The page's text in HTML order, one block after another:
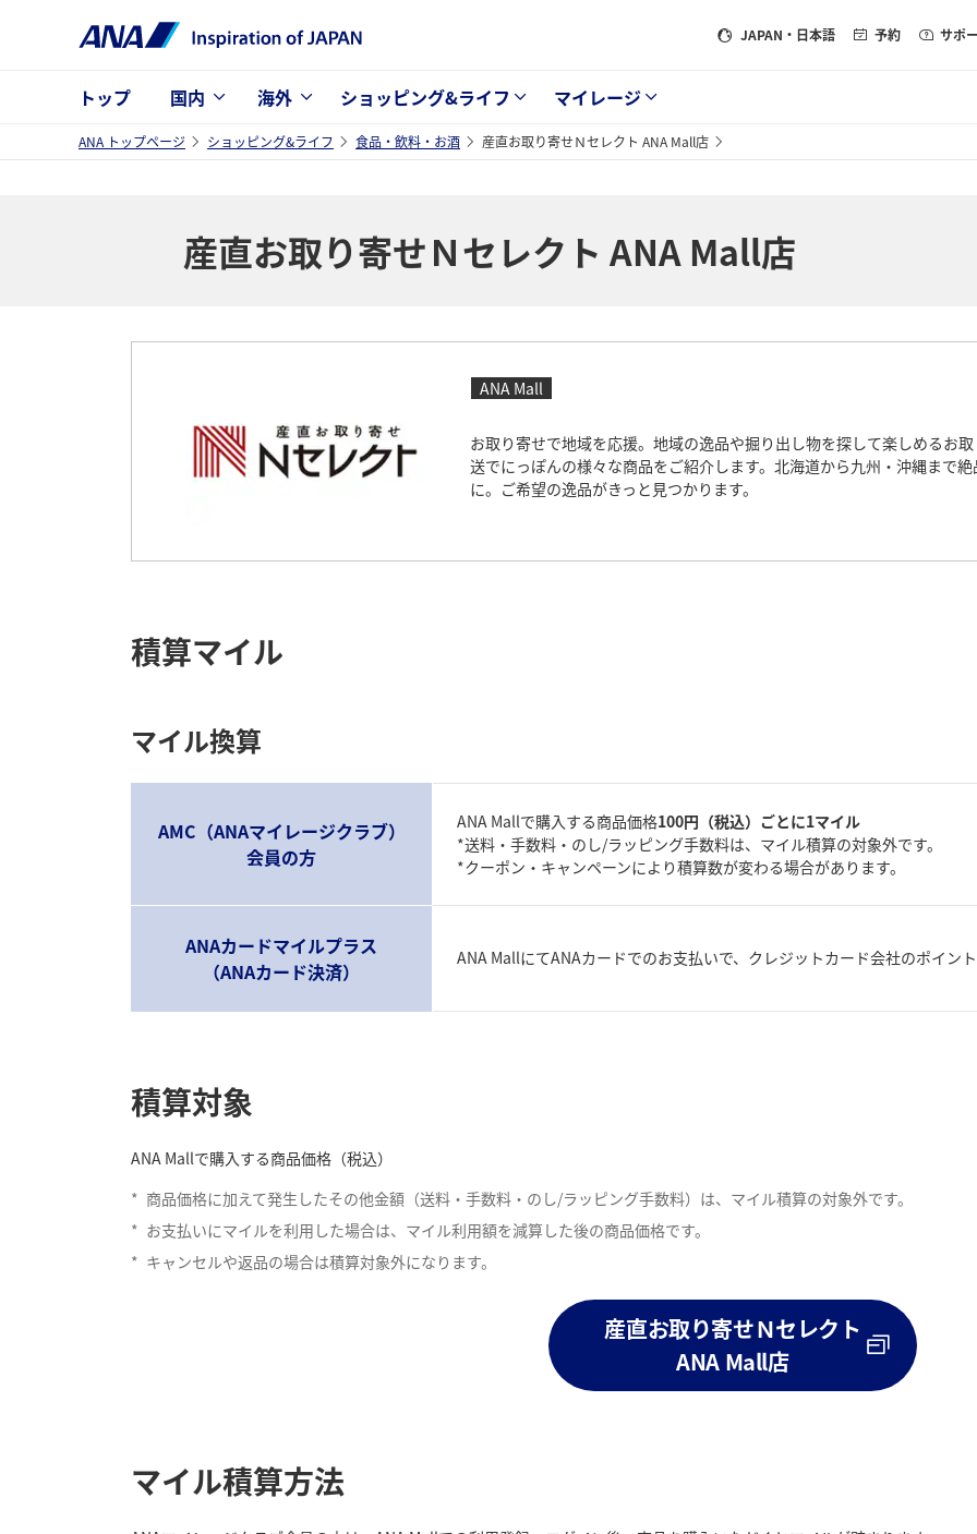
JAPAN ・日本語 予約 サポ
トップ 国内 海外 ショッピング&ライフ マイレージ
ANA トップページ ショッピング&ライフ 食品・飲料・お酒 産直お取り寄せＮセレクト ANA Mall店
産直お取り寄せＮセレクト ANA Mall店
ANA Mall
お取り寄せで地域を応援。地域の逸品や掘り出し物を探して楽しめるお
送でにっぽんの様々な商品をご紹介します。北海道から九州・沖縄まで
に。ご希望の逸品がきっと見つかります。
積算マイル
マイル換算
AMC（ANAマイレージクラブ）
会員の方
ANA Mallで購入する商品価格100円（税込）ごとに1マイル
*送料・手数料・のし/ラッピング手数料は、マイル積算の対象外です。
*クーポン・キャンペーンにより積算数が変わる場合があります。
ANAカードマイルプラス
（ANAカード決済）
ANA MallにてANAカードでのお支払いで、クレジットカード会社のポイン
積算対象
ANA Mallで購入する商品価格（税込）
* 商品価格に加えて発生したその他金額（送料・手数料・のし/ラッピング手数料）は、マイル積算の対象外です。
* お支払いにマイルを利用した場合は、マイル利用額を減算した後の商品価格です。
* キャンセルや返品の場合は積算対象外になります。
産直お取り寄せＮセレクト
ANA Mall店
マイル積算方法